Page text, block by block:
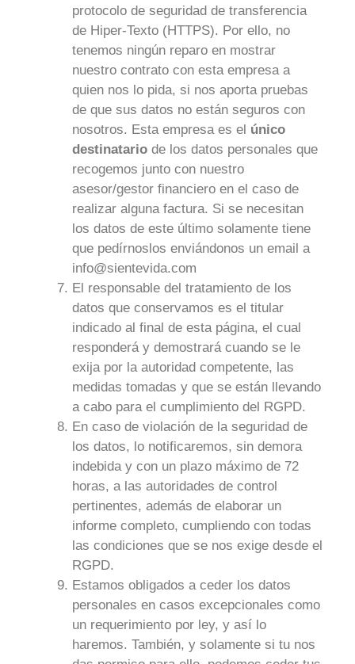
protocolo de seguridad de transferencia
de Hiper-Texto (HTTPS). Por ello, no
tenemos ningún reparo en mostrar
nuestro contrato con esta empresa a
quien nos lo pida, si nos aporta pruebas
de que sus datos no están seguros con
nosotros. Esta empresa es el único
destinatario de los datos personales que
recogemos junto con nuestro
asesor/gestor financiero en el caso de
realizar alguna factura. Si se necesitan
los datos de este último solamente tiene
que pedírnoslos enviándonos un email a
info@sientevida.com
El responsable del tratamiento de los
datos que conservamos es el titular
indicado al final de esta página, el cual
responderá y demostrará cuando se le
exija por la autoridad competente, las
medidas tomadas y que se están llevando
a cabo para el cumplimiento del RGPD.
En caso de violación de la seguridad de
los datos, lo notificaremos, sin demora
indebida y con un plazo máximo de 72
horas, a las autoridades de control
pertinentes, además de elaborar un
informe completo, cumpliendo con todas
las condiciones que se nos exige desde el
RGPD.
Estamos obligados a ceder los datos
personales en casos excepcionales como
un requerimiento por ley, y así lo
haremos. También, y solamente si tu nos